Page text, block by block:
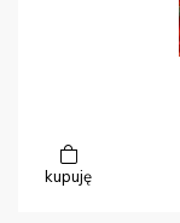
kupuję